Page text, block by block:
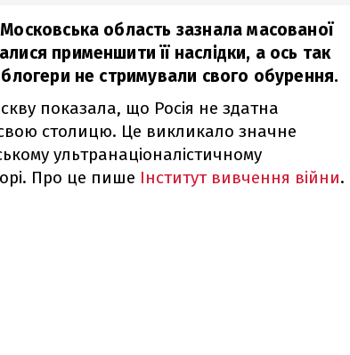
область зазнала масованої
применшити її наслідки, а ось так
блогери не стримували свого обурення.
показала, що Росія не здатна
столицю. Це викликало значне
ультранаціоналістичному
Про це пише Інститут вивчення війни.